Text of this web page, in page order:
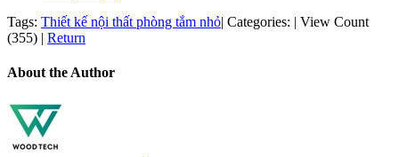
Tags: Thiết kế nội thất phòng tắm nhỏ| Categories: | View Count
(355) | Return
About the Author